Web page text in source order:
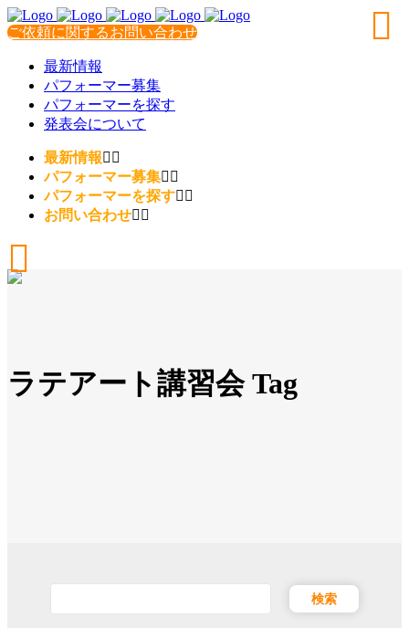
ご依頼に関するお問い合わせ
最新情報
パフォーマー募集
パフォーマーを探す
発表会について
最新情報
パフォーマー募集
パフォーマーを探す
お問い合わせ
ラテアート講習会 Tag